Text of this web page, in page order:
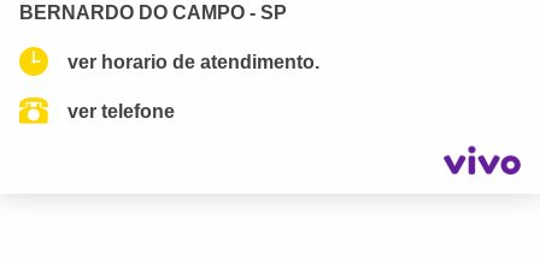
BERNARDO DO CAMPO - SP
ver horario de atendimento.
ver telefone